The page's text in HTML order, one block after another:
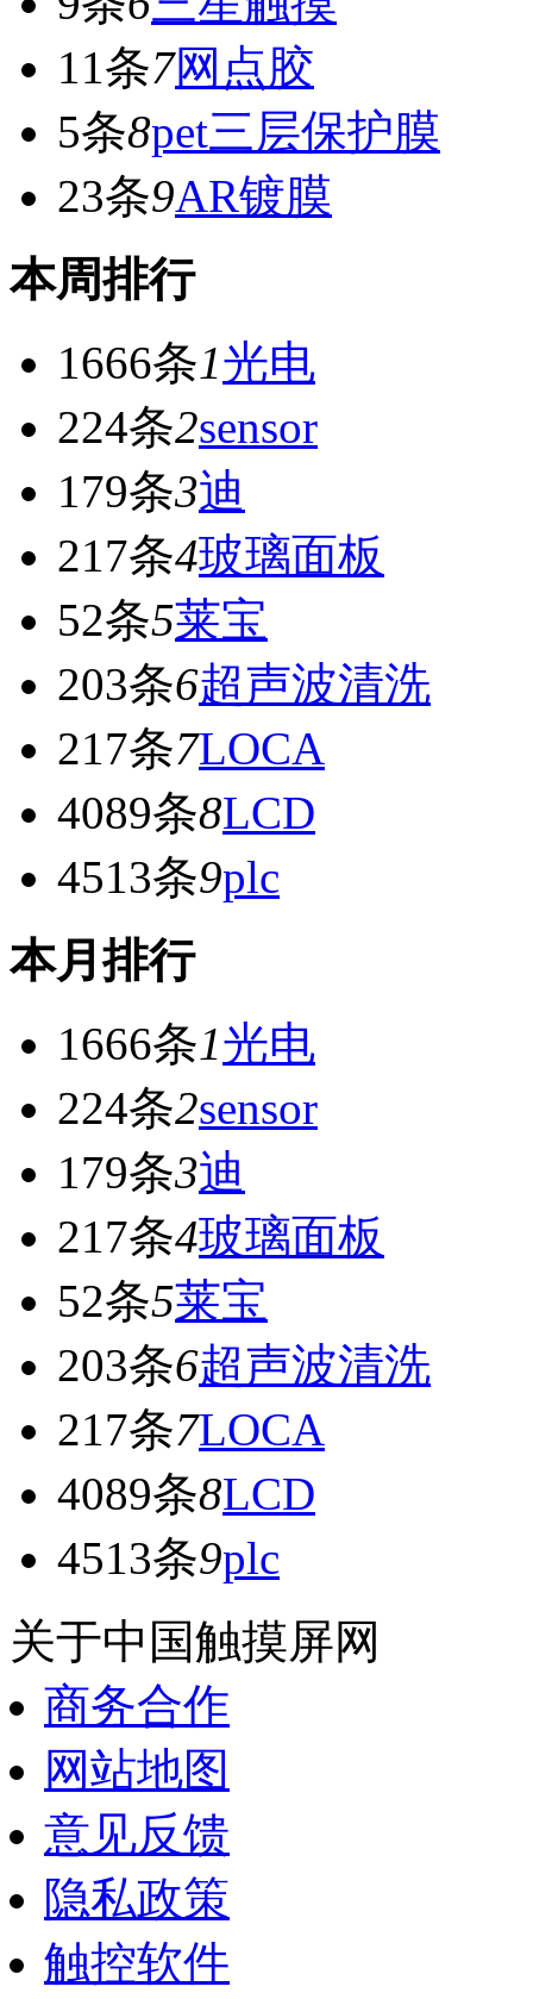
11条7网点胶
5条8pet三层保护膜
23条9AR镀膜
本周排行
1666条1光电
224条2sensor
179条3迪
217条4玻璃面板
52条5莱宝
203条6超声波清洗
217条7LOCA
4089条8LCD
4513条9plc
本月排行
1666条1光电
224条2sensor
179条3迪
217条4玻璃面板
52条5莱宝
203条6超声波清洗
217条7LOCA
4089条8LCD
4513条9plc
关于中国触摸屏网
商务合作
网站地图
意见反馈
隐私政策
触控软件